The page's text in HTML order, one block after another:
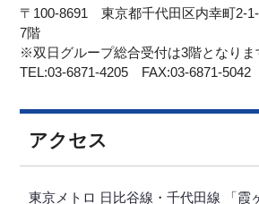
〒100-8691 東京都千代田区内幸町2-
7階
※双日グループ総合受付は3階となりま
TEL:03-6871-4205 FAX:03-6871-5042
アクセス
東京メトロ 日比谷線・千代田線 「霞